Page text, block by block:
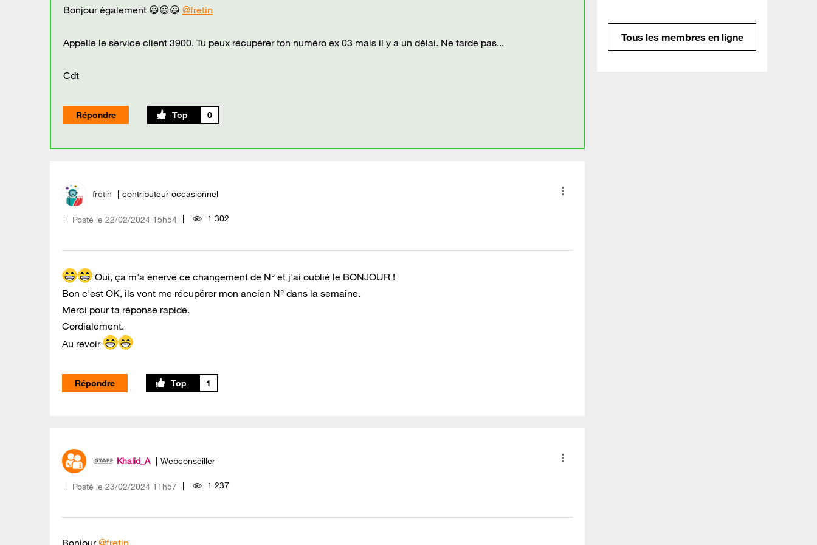
Bonjour également 😃😃😃 @fretin
Appelle le service client 3900. Tu peux récupérer ton numéro ex 03 mais il y a un délai. Ne tarde pas...
Cdt
Répondre 0
fretin contributeur occasionnel
Posté le ‎22/02/2024 15h54 1 302
Oui, ça m'a énervé ce changement de N° et j'ai oublié le BONJOUR !
Bon c'est OK, ils vont me récupérer mon ancien N° dans la semaine.
Merci pour ta réponse rapide.
Cordialement.
Au revoir
Répondre 1
Khalid_A Webconseiller
Posté le ‎23/02/2024 11h57 1 237
Bonjour@fretin
Tous les membres en ligne